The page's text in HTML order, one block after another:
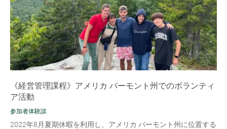
《経営管理課程》アメリカ バーモント州でのボランティ
ア活動
参加者体験談
2022年8月夏期休暇を利用し、アメリカ バーモント州に位置する